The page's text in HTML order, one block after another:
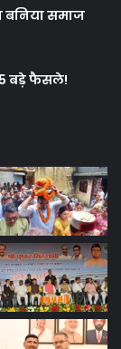
बनिया समाज
5 बड़े फैसले!